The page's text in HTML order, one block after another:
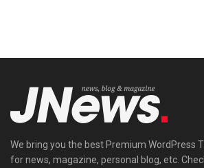
We bring you the best Premium WordPress
for news, magazine, personal blog, etc.